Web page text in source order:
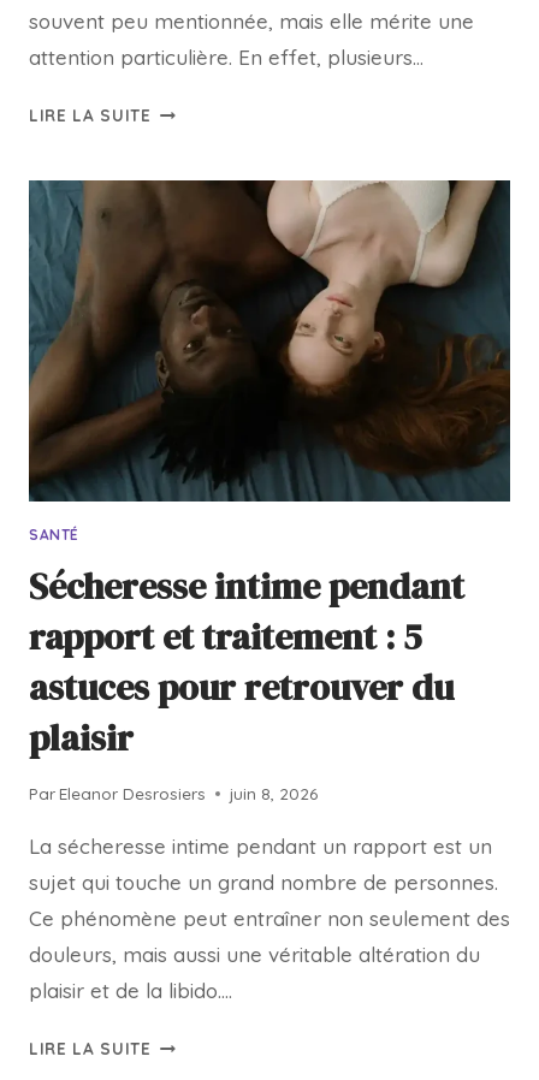
souvent peu mentionnée, mais elle mérite une
attention particulière. En effet, plusieurs…
LIRE LA SUITE
SANTÉ
Sécheresse intime pendant
rapport et traitement : 5
astuces pour retrouver du
plaisir
Par Eleanor Desrosiers juin 8, 2026
La sécheresse intime pendant un rapport est un
sujet qui touche un grand nombre de personnes.
Ce phénomène peut entraîner non seulement des
douleurs, mais aussi une véritable altération du
plaisir et de la libido….
LIRE LA SUITE